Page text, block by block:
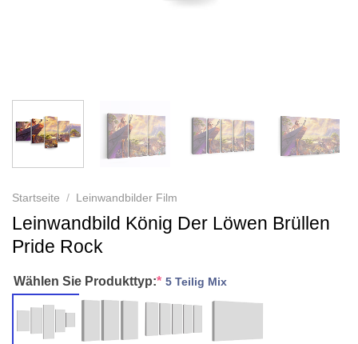
Startseite / Leinwandbilder Film
Leinwandbild König Der Löwen Brüllen
Pride Rock
Wählen Sie Produkttyp:* 5 Teilig Mix